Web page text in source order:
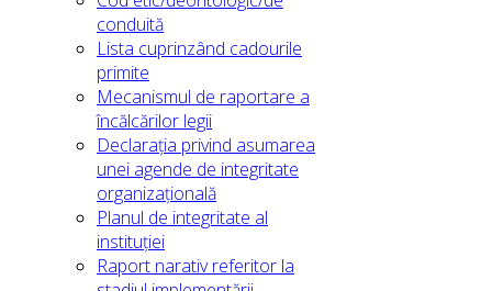
conduită
Lista cuprinzând cadourile
primite
Mecanismul de raportare a
încălcărilor legii
Declarația privind asumarea
unei agende de integritate
organizațională
Planul de integritate al
instituției
Raport narativ referitor la